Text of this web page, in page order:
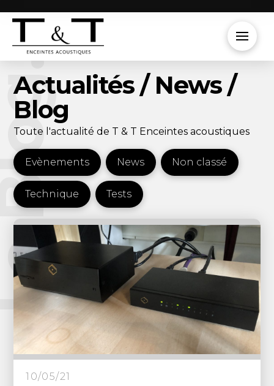
Actualités / News /
Blog
Toute l'actualité de T & T Enceintes acoustiques
Evènements News Non classé
Technique Tests
10/05/21